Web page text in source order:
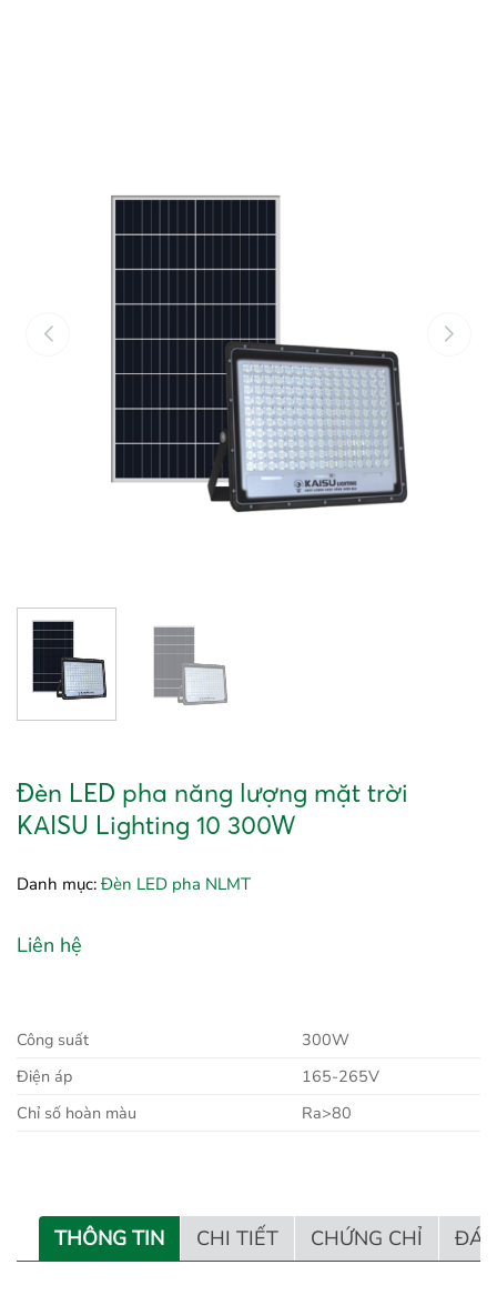
Đèn LED pha năng lượng mặt trời
KAISU Lighting 10 300W
Danh mục: Đèn LED pha NLMT
Liên hệ
Công suất
300W
Điện áp
165-265V
Chỉ số hoàn màu
Ra>80
THÔNG TIN CHI TIẾT CHỨNG CHỈ